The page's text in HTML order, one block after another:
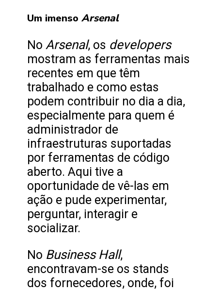
Um imenso Arsenal
No Arsenal, os developers
mostram as ferramentas mais
recentes em que têm
trabalhado e como estas
podem contribuir no dia a dia,
especialmente para quem é
administrador de
infraestruturas suportadas
por ferramentas de código
aberto. Aqui tive a
oportunidade de vê-las em
ação e pude experimentar,
perguntar, interagir e
socializar.
No Business Hall,
encontravam-se os stands
dos fornecedores, onde, foi